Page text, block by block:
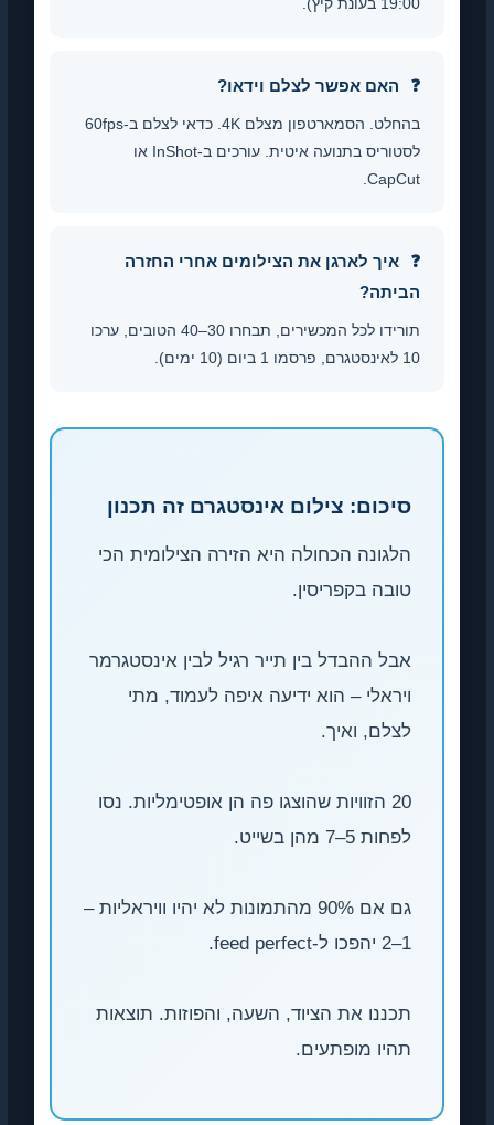
האם אפשר לצלם וידאו?
בהחלט. הסמארטפון מצלם 4K. כדאי לצלם ב-60fps
לסטוריס בתנועה איטית. עורכים ב-InShot או
CapCut.
איך לארגן את הצילומים אחרי החזרה
הביתה?
תורידו לכל המכשירים, תבחרו 30–40 הטובים, ערכו
סיכום: צילום אינסטגרם זה תכנון
הלגונה הכחולה היא הזירה הצילומית הכי
טובה בקפריסין.
אבל ההבדל בין תייר רגיל לבין אינסטגרמר
ויראלי – הוא ידיעה איפה לעמוד, מתי
לצלם, ואיך.
20 הזוויות שהוצגו פה הן אופטימליות. נסו
לפחות 5–7 מהן בשייט.
גם אם 90% מהתמונות לא יהיו וויראליות –
תכננו את הציוד, השעה, והפוזות. תוצאות
תהיו מופתעים.